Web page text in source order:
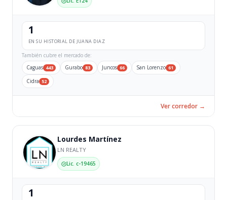
1
EN SU HISTORIAL DE JUANA DIAZ
También cubre el mercado de:
Caguas 443 Gurabo 83 Juncos 66 San Lorenzo 61
Cidra 52
Ver corredor →
Lourdes Martínez
LN REALTY
Lic. c-19465
1